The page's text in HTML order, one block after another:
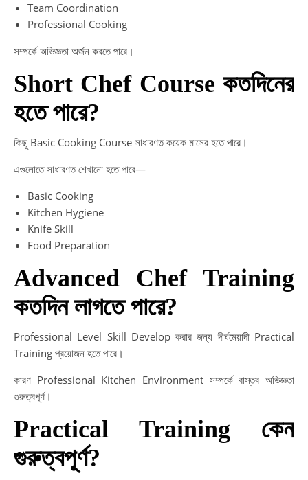
Team Coordination
Professional Cooking
সম্পর্কে অভিজ্ঞতা অর্জন করতে পারে।
Short Chef Course কতদিনের
হতে পারে?
কিছু Basic Cooking Course সাধারণত কয়েক মাসের হতে পারে।
এগুলোতে সাধারণত শেখানো হতে পারে—
Basic Cooking
Kitchen Hygiene
Knife Skill
Food Preparation
Advanced Chef Training
কতদিন লাগতে পারে?
Professional Level Skill Develop করার জন্য দীর্ঘমেয়াদী Practical
Training প্রয়োজন হতে পারে।
কারণ Professional Kitchen Environment সম্পর্কে বাস্তব অভিজ্ঞতা
গুরুত্বপূর্ণ।
Practical Training কেন
গুরুত্বপূর্ণ?